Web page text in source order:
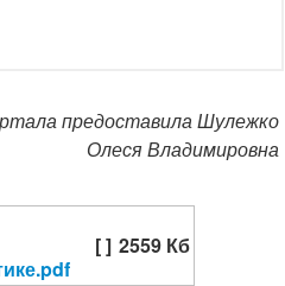
предоставила Шулежко
Олеся Владимировна
[ ] 2559 Кб